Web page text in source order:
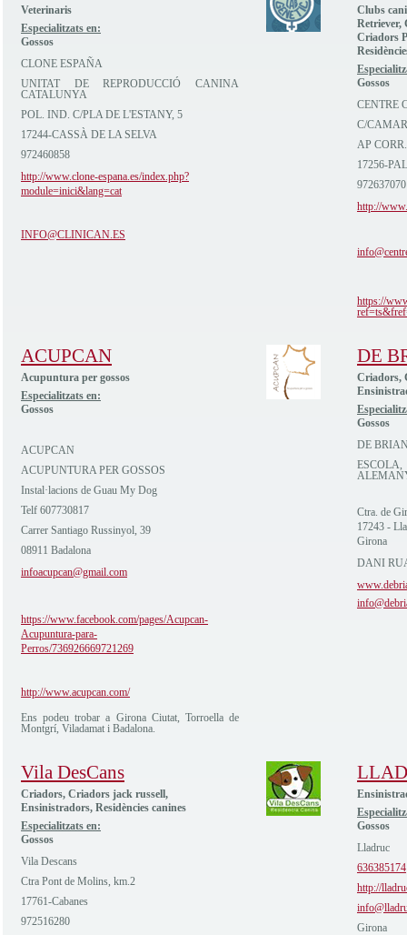
Veterinaris
Especialitzats en:
Gossos
CLONE ESPAÑA
UNITAT DE REPRODUCCIÓ CANINA
CATALUNYA
POL. IND. C/PLA DE L'ESTANY, 5
17244-CASSÀ DE LA SELVA
972460858
http://www.clone-espana.es/index.php?
module=inici&lang=cat
INFO@CLINICAN.ES
Clubs
Retriever,
Criadors
Gossos
CENTRE
C/
AP
17256-
972637070
http://
https://
ACUPCAN
Acupuntura per gossos
Especialitzats en:
Gossos
ACUPCAN
ACUPUNTURA PER GOSSOS
Instal·lacions de Guau My Dog
Telf 607730817
Carrer Santiago Russinyol, 39
08911 Badalona
infoacupcan@gmail.com
https://www.facebook.com/pages/Acupcan-
Acupuntura-para-
Perros/736926669721269
http://www.acupcan.com/
Ens podeu trobar a Girona Ciutat, Torroella de
Montgrí, Viladamat i Badalona.
DE
Criadors,
Gossos
DE
Ctra. de
17243 -
Girona
DANI
Vila DesCans
Criadors, Criadors jack russell,
Ensinistradors, Residències canines
Especialitzats en:
Gossos
Vila Descans
Ctra Pont de Molins, km.2
17761-Cabanes
972516280
Gossos
Lladruc
636385174
http://
Girona